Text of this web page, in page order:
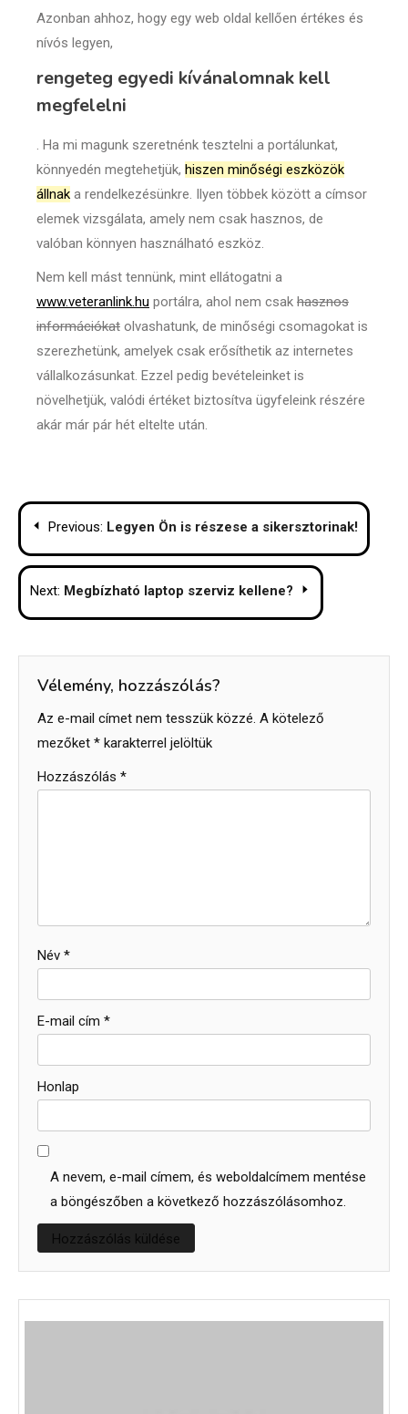
Azonban ahhoz, hogy egy web oldal kellően értékes és
nívós legyen,
rengeteg egyedi kívánalomnak kell
megfelelni
. Ha mi magunk szeretnénk tesztelni a portálunkat,
könnyedén megtehetjük, hiszen minőségi eszközök
állnak a rendelkezésünkre. Ilyen többek között a címsor
elemek vizsgálata, amely nem csak hasznos, de
valóban könnyen használható eszköz.
Nem kell mást tennünk, mint ellátogatni a
www.veteranlink.hu portálra, ahol nem csak hasznos
információkat olvashatunk, de minőségi csomagokat is
szerezhetünk, amelyek csak erősíthetik az internetes
vállalkozásunkat. Ezzel pedig bevételeinket is
növelhetjük, valódi értéket biztosítva ügyfeleink részére
akár már pár hét eltelte után.
Bejegyzés
navigáció
Previous: Legyen Ön is részese a sikersztorinak!
Next: Megbízható laptop szerviz kellene?
Vélemény, hozzászólás?
Az e-mail címet nem tesszük közzé. A kötelező
mezőket * karakterrel jelöltük
Hozzászólás *
Név *
E-mail cím *
Honlap
A nevem, e-mail címem, és weboldalcímem mentése
a böngészőben a következő hozzászólásomhoz.